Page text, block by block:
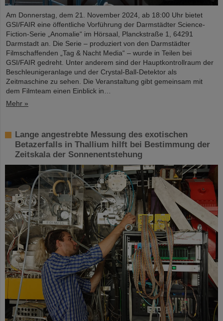
Am Donnerstag, dem 21. November 2024, ab 18:00 Uhr bietet
GSI/FAIR eine öffentliche Vorführung der Darmstädter Science-
Fiction-Serie „Anomalie“ im Hörsaal, Planckstraße 1, 64291
Darmstadt an. Die Serie – produziert von den Darmstädter
Filmschaffenden „Tag & Nacht Media“ – wurde in Teilen bei
GSI/FAIR gedreht. Unter anderem sind der Hauptkontrollraum der
Beschleunigeranlage und der Crystal-Ball-Detektor als
Zeitmaschine zu sehen. Die Veranstaltung gibt gemeinsam mit
dem Filmteam einen Einblick in…
Mehr »
Lange angestrebte Messung des exotischen
Betazerfalls in Thallium hilft bei Bestimmung der
Zeitskala der Sonnenentstehung